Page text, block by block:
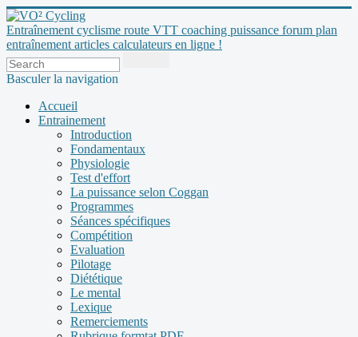
Entraînement cyclisme route VTT coaching puissance forum plan
entraînement articles calculateurs en ligne !
Basculer la navigation
Accueil
Entrainement
Introduction
Fondamentaux
Physiologie
Test d'effort
La puissance selon Coggan
Programmes
Séances spécifiques
Compétition
Evaluation
Pilotage
Diététique
Le mental
Lexique
Remerciements